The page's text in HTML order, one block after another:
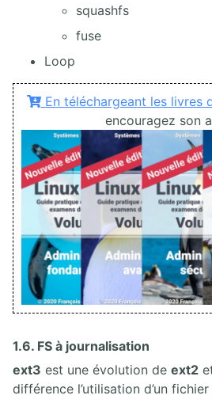
squashfs
fuse
Loop
En téléchargeant les livres
encouragez son
1.6. FS à journalisation
ext3 est une évolution de ext2
différence l’utilisation d’un